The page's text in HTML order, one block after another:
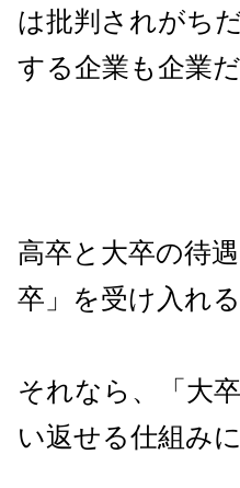
は批判されがち
する企業も企業だ
高卒と大卒の待
卒」を受け入れる
それなら、「大
い返せる仕組み